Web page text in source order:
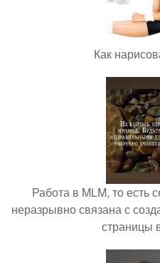
Как
Работа в MLM, то есть
неразрывно связана с
страницы